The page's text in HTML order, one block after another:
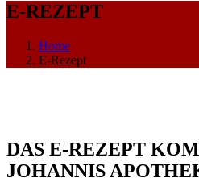
E-REZEPT
Home
E-Rezept
DAS E-REZEPT
JOHANNIS